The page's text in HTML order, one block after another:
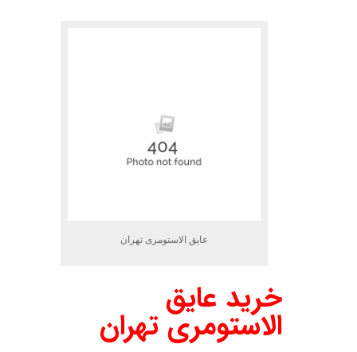
عایق الاستومری تهران
خرید عایق
الاستومری تهران